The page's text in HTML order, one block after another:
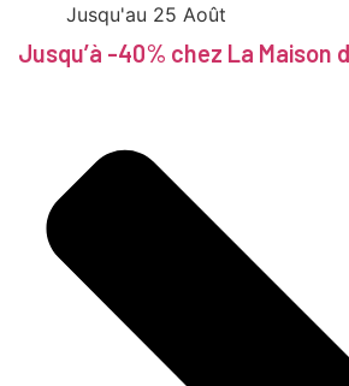
Jusqu'au 25 Août
Jusqu’à -40% chez La Maison